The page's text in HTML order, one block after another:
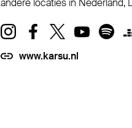
andere locaties in Nederland,
www.karsu.nl